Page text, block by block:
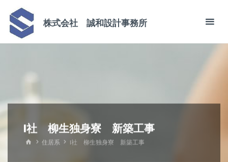
キ
プ
株式会社 誠和設計事務所
I社 柳生独身寮 新築工事
ホ 住居系 I社 柳生独身寮 新築工事